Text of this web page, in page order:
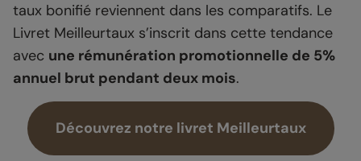
taux bonifié reviennent dans les comparatifs. Le
Livret Meilleurtaux s’inscrit dans cette tendance
avec une rémunération promotionnelle de 5%
annuel brut pendant deux mois.
Découvrez notre livret Meilleurtaux